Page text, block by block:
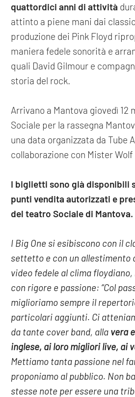
quattordici anni di attività
attinto a piene mani dai
produzione dei Pink Floyd
maniera fedele sonorità e
quali David Gilmour e
storia del rock.
Arrivano a Mantova giovedì 12
Sociale per la rassegna
una data organizzata da Tube
collaborazione con Mister
I biglietti sono già disponibili
punti vendita autorizzati e
del teatro Sociale di Mantova.
I Big One si esibiscono con il
settetto e con un allestimento
video fedele al clima
con rigore e passione: “Col
miglioriamo sempre il
particolari aggiunti. Ci
da tante cover band, alla vera
inglese, ai loro migliori live, ai
Mettiamo tanta passione nel
proponiamo al pubblico. Non
stesse note per essere una